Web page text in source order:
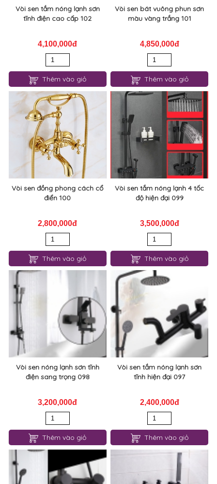
Vòi sen tắm nóng lạnh sơn
tĩnh điện cao cấp 102
4,100,000đ
Thêm vào giỏ
Vòi sen bát vuông phun sơn
màu vàng trắng 101
4,850,000đ
Thêm vào giỏ
Vòi sen đồng phong cách cổ
điển 100
2,800,000đ
Thêm vào giỏ
Vòi sen tắm nóng lạnh 4 tốc
độ hiện đại 099
3,500,000đ
Thêm vào giỏ
Vòi sen nóng lạnh sơn tĩnh
điện sang trọng 098
3,200,000đ
Thêm vào giỏ
Vòi sen tắm nóng lạnh sơn
tĩnh hiện đại 097
2,400,000đ
Thêm vào giỏ